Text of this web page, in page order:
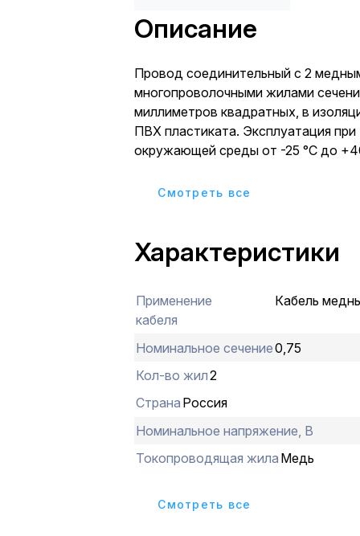
Описание
Провод соединительный с 2
многопроволочными жилами
миллиметров квадратных, в
ПВХ пластиката. Эксплуатация
окружающей среды от -25 °С до
Применяется при монтаже
Cмотреть все
Характеристики
Применение
кабеля
Кабель
Номинальное сечение0,75
Кол-во жил2
Страна Россия
Номинальное напряжение, В
Токопроводящая жила Медь
Cмотреть все